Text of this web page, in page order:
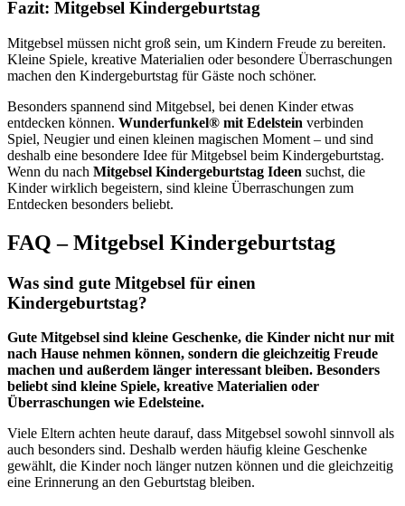
Fazit: Mitgebsel Kindergeburtstag
Mitgebsel müssen nicht groß sein, um Kindern Freude zu bereiten.
Kleine Spiele, kreative Materialien oder besondere Überraschungen
machen den Kindergeburtstag für Gäste noch schöner.
Besonders spannend sind Mitgebsel, bei denen Kinder etwas
entdecken können. Wunderfunkel® mit Edelstein verbinden
Spiel, Neugier und einen kleinen magischen Moment – und sind
deshalb eine besondere Idee für Mitgebsel beim Kindergeburtstag.
Wenn du nach Mitgebsel Kindergeburtstag Ideen suchst, die
Kinder wirklich begeistern, sind kleine Überraschungen zum
Entdecken besonders beliebt.
FAQ – Mitgebsel Kindergeburtstag
Was sind gute Mitgebsel für einen
Kindergeburtstag?
Gute Mitgebsel sind kleine Geschenke, die Kinder nicht nur mit
nach Hause nehmen können, sondern die gleichzeitig Freude
machen und außerdem länger interessant bleiben. Besonders
beliebt sind kleine Spiele, kreative Materialien oder
Überraschungen wie Edelsteine.
Viele Eltern achten heute darauf, dass Mitgebsel sowohl sinnvoll als
auch besonders sind. Deshalb werden häufig kleine Geschenke
gewählt, die Kinder noch länger nutzen können und die gleichzeitig
eine Erinnerung an den Geburtstag bleiben.